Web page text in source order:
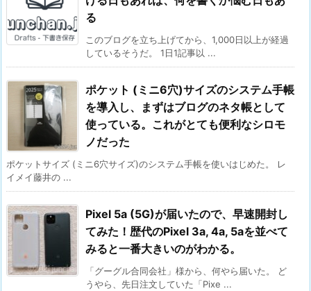
る
このブログを立ち上げてから、1,000日以上が経過
しているそうだ。 1日1記事以 ...
ポケット (ミニ6穴)サイズのシステム手帳
を導入し、まずはブログのネタ帳として
使っている。これがとても便利なシロモ
ノだった
ポケットサイズ (ミニ6穴サイズ)のシステム手帳を使いはじめた。 レ
イメイ藤井の ...
Pixel 5a (5G)が届いたので、早速開封し
てみた！歴代のPixel 3a, 4a, 5aを並べて
みると一番大きいのがわかる。
「グーグル合同会社」様から、何やら届いた。 ど
うやら、先日注文していた「Pixe ...